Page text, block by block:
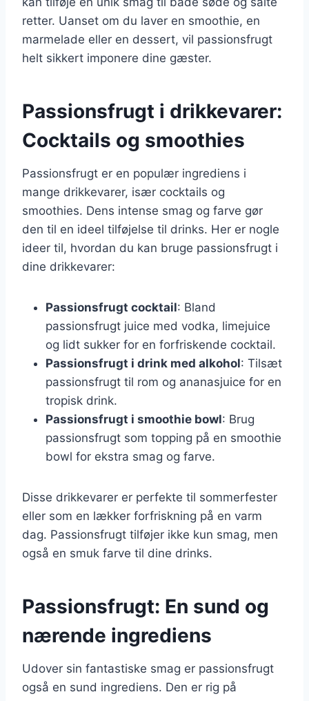
retter. Uanset om du laver en smoothie, en
marmelade eller en dessert, vil passionsfrugt
helt sikkert imponere dine gæster.
Passionsfrugt i drikkevarer:
Cocktails og smoothies
Passionsfrugt er en populær ingrediens i
mange drikkevarer, især cocktails og
smoothies. Dens intense smag og farve gør
den til en ideel tilføjelse til drinks. Her er nogle
ideer til, hvordan du kan bruge passionsfrugt i
dine drikkevarer:
Passionsfrugt cocktail: Bland
passionsfrugt juice med vodka, limejuice
og lidt sukker for en forfriskende cocktail.
Passionsfrugt i drink med alkohol: Tilsæt
passionsfrugt til rom og ananasjuice for en
tropisk drink.
Passionsfrugt i smoothie bowl: Brug
passionsfrugt som topping på en smoothie
bowl for ekstra smag og farve.
Disse drikkevarer er perfekte til sommerfester
eller som en lækker forfriskning på en varm
dag. Passionsfrugt tilføjer ikke kun smag, men
også en smuk farve til dine drinks.
Passionsfrugt: En sund og
nærende ingrediens
Udover sin fantastiske smag er passionsfrugt
også en sund ingrediens. Den er rig på